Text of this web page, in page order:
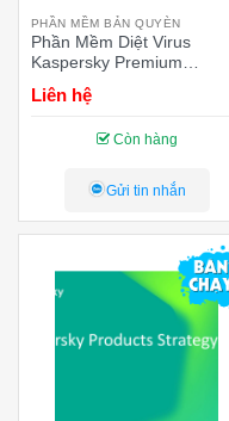
PHẦN MỀM BẢN QUYÈN
Phần Mềm Diệt Virus
Kaspersky Premium
+Customer Support SEA 5-
Dvc 1Y (KL10474DEFS) (5
Liên hệ
Còn hàng
Gửi tin nhắn